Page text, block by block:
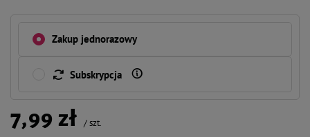
Zakup jednorazowy
Subskrypcja
7,99 zł /szt.